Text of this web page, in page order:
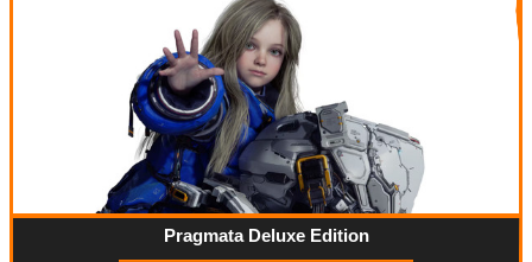
Pragmata Deluxe Edition